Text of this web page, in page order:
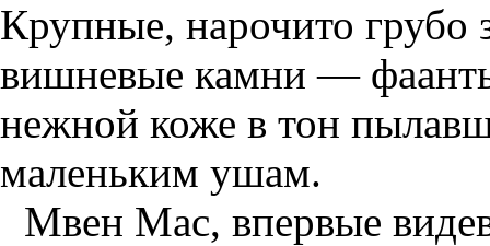
Крупные, нарочито грубо
вишневые камни —
нежной коже в тон
маленьким ушам.
Мвен Мас, впервые